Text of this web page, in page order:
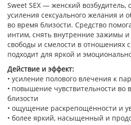
Sweet SEX — женский возбудитель,
усиления сексуального желания и
во время близости. Средство
интим, снять внутренние зажимы
свободы и смелости в отношениях
подходит для яркой и
Действие и эффект:
• усиление полового влечения к
• повышение чувствительности во
близости
• ощущение раскрепощённости и
• более яркий, насыщенный и